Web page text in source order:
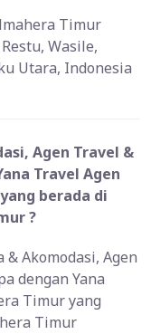
Timur
Wasile,
Utara, Indonesia
Agen Travel &
Travel Agen
berada di
?
Akomodasi, Agen
dengan Yana
Timur yang
Timur